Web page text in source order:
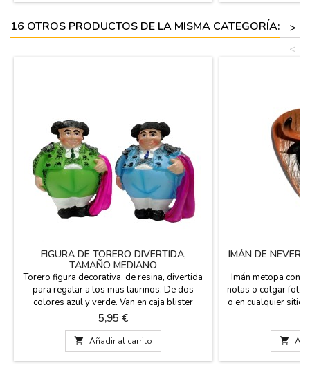
16 OTROS PRODUCTOS DE LA MISMA CATEGORÍA:
>
<
FIGURA DE TORERO DIVERTIDA,
TAMAÑO MEDIANO
Torero figura decorativa, de resina, divertida
para regalar a los mas taurinos. De dos
colores azul y verde. Van en caja blister
embalada para estar protegido. Medidas: 9
cm. x 7,5 cm.
Precio
5,95 €
 Añadir al carrito
IMÁN DE
Imán metopa con
notas o colgar
o en cualquier sitio
